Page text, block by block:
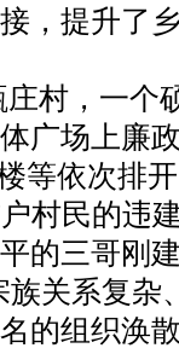
，提升了
村，一个
广场上廉
等依次排
村民的违
的三哥刚
族关系复杂
的组织涣